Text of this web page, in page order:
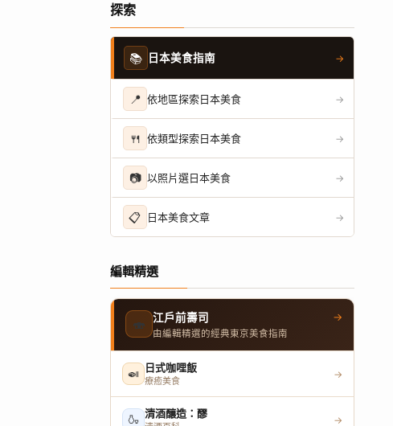
探索
📚 日本美食指南 →
📍 依地區探索日本美食 →
🍴 依類型探索日本美食 →
📷 以照片選日本美食 →
📋 日本美食文章 →
編輯精選
🍣 江戶前壽司
由編輯精選的經典東京美食指南
→
🍛 日式咖哩飯
療癒美食
→
🍶 清酒釀造：醪 →